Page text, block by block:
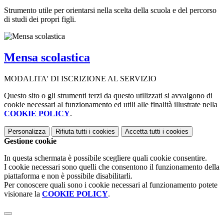
Strumento utile per orientarsi nella scelta della scuola e del percorso
di studi dei propri figli.
Mensa scolastica
MODALITA' DI ISCRIZIONE AL SERVIZIO
Questo sito o gli strumenti terzi da questo utilizzati si avvalgono di
cookie necessari al funzionamento ed utili alle finalità illustrate nella
COOKIE POLICY.
Personalizza Rifiuta tutti i cookies Accetta tutti i cookies
Gestione cookie
In questa schermata è possibile scegliere quali cookie consentire.
I cookie necessari sono quelli che consentono il funzionamento della
piattaforma e non è possibile disabilitarli.
Per conoscere quali sono i cookie necessari al funzionamento potete
visionare la COOKIE POLICY.